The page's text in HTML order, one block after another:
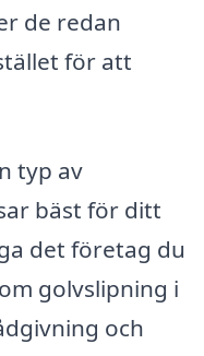
de redan
för att
typ av
bäst för ditt
det företag du
golvslipning i
och